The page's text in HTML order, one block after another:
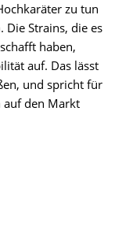
zu tun
Die Strains, die es
haben,
auf. Das lässt
und spricht für
auf den Markt